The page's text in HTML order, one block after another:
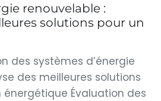
renouvelable :
solutions pour un
des systèmes d’énergie
des meilleures solutions
Évaluation des